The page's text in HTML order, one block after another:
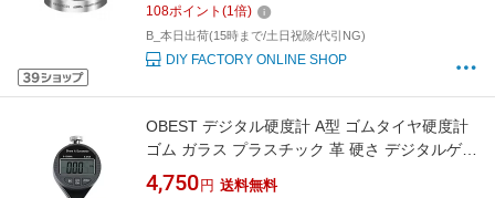
108ポイント (1倍)
B_本日出荷(15時まで/土日祝除/代引NG)
DIY FACTORY ONLINE SHOP
OBEST デジタル硬度計 A型 ゴムタイヤ硬度計
ゴム ガラス プラスチック 革 硬さ デジタルゲー
ジ 測定工具 測定範囲0-100HA
4,750 円 送料無料